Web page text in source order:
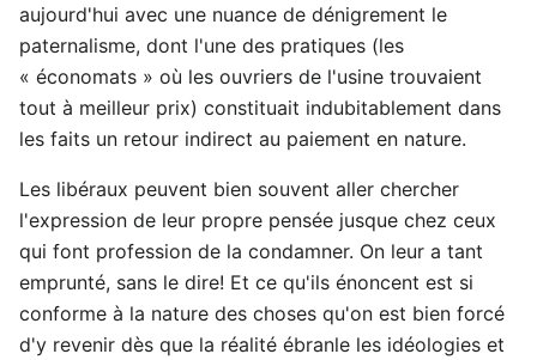
aujourd'hui avec une nuance de dénigrement le
paternalisme, dont l'une des pratiques (les
« économats » où les ouvriers de l'usine trouvaient
tout à meilleur prix) constituait indubitablement dans
les faits un retour indirect au paiement en nature.
Les libéraux peuvent bien souvent aller chercher
l'expression de leur propre pensée jusque chez ceux
qui font profession de la condamner. On leur a tant
emprunté, sans le dire! Et ce qu'ils énoncent est si
conforme à la nature des choses qu'on est bien forcé
d'y revenir dès que la réalité ébranle les idéologies et